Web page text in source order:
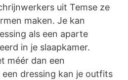
uit Temse ze
maken. Je kan
als een aparte
in je slaapkamer.
méér dan een
dressing kan je outfits